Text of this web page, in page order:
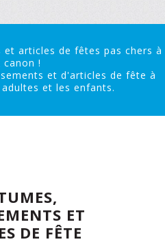
articles de fêtes pas chers à
canon !
et d'articles de fête à
et les enfants.
ET
DE FÊTE